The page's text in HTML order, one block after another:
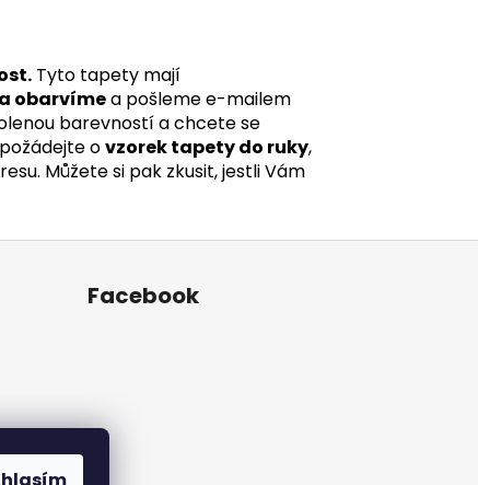
Tyto tapety mají
obarvímea pošleme e-mailem
barevností a chcete se
ovzorek tapety do ruky,
Můžete si pak zkusit, jestli Vám
Facebook